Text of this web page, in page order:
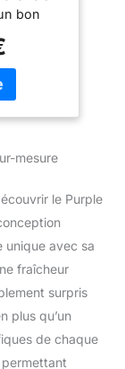
Une
Une
bon
la tête
de
la
cm, 2,5
housse
à
vous
mesure
le Purple
unique avec sa
fraîcheur
surpris
plus qu’un
de chaque